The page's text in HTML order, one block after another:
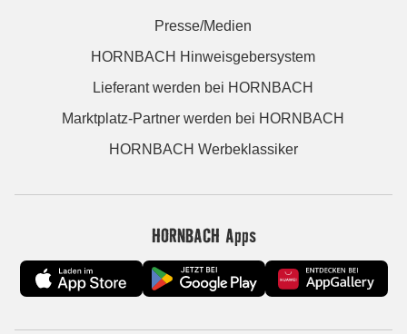
Presse/Medien
HORNBACH Hinweisgebersystem
Lieferant werden bei HORNBACH
Marktplatz-Partner werden bei HORNBACH
HORNBACH Werbeklassiker
HORNBACH Apps